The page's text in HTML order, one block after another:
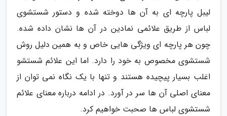
لیبل پارچه ای به آن ها دوخته شده و دستور شستشوی
لباس از طریق علائمی نمادین در آن ها نشان داده شده.
چون هر پارچه ای ویژگی هایی خاص و به همین دلیل روش
شستشوی مخصوص به خود را دارد. اما این علائم شستشو
اغلب بسیار پیچیده هستند و تنها با یک نگاه نمی توان از
معنای اصلی آن ها سر در آورد. در ادامه درباره معنای علائم
شستشوی لباس ها صحبت خواهیم کرد.